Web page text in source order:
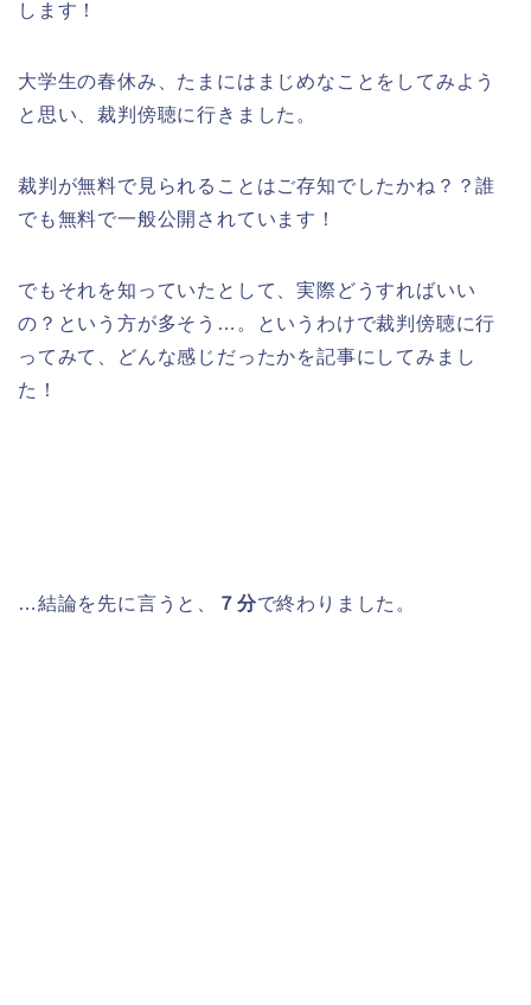
します！
大学生の春休み、たまにはまじめなことをしてみよう
と思い、裁判傍聴に行きました。
裁判が無料で見られることはご存知でしたかね？？誰
でも無料で一般公開されています！
でもそれを知っていたとして、実際どうすればいい
の？という方が多そう…。というわけで裁判傍聴に行
ってみて、どんな感じだったかを記事にしてみまし
た！
…結論を先に言うと、 ７分で終わりました。